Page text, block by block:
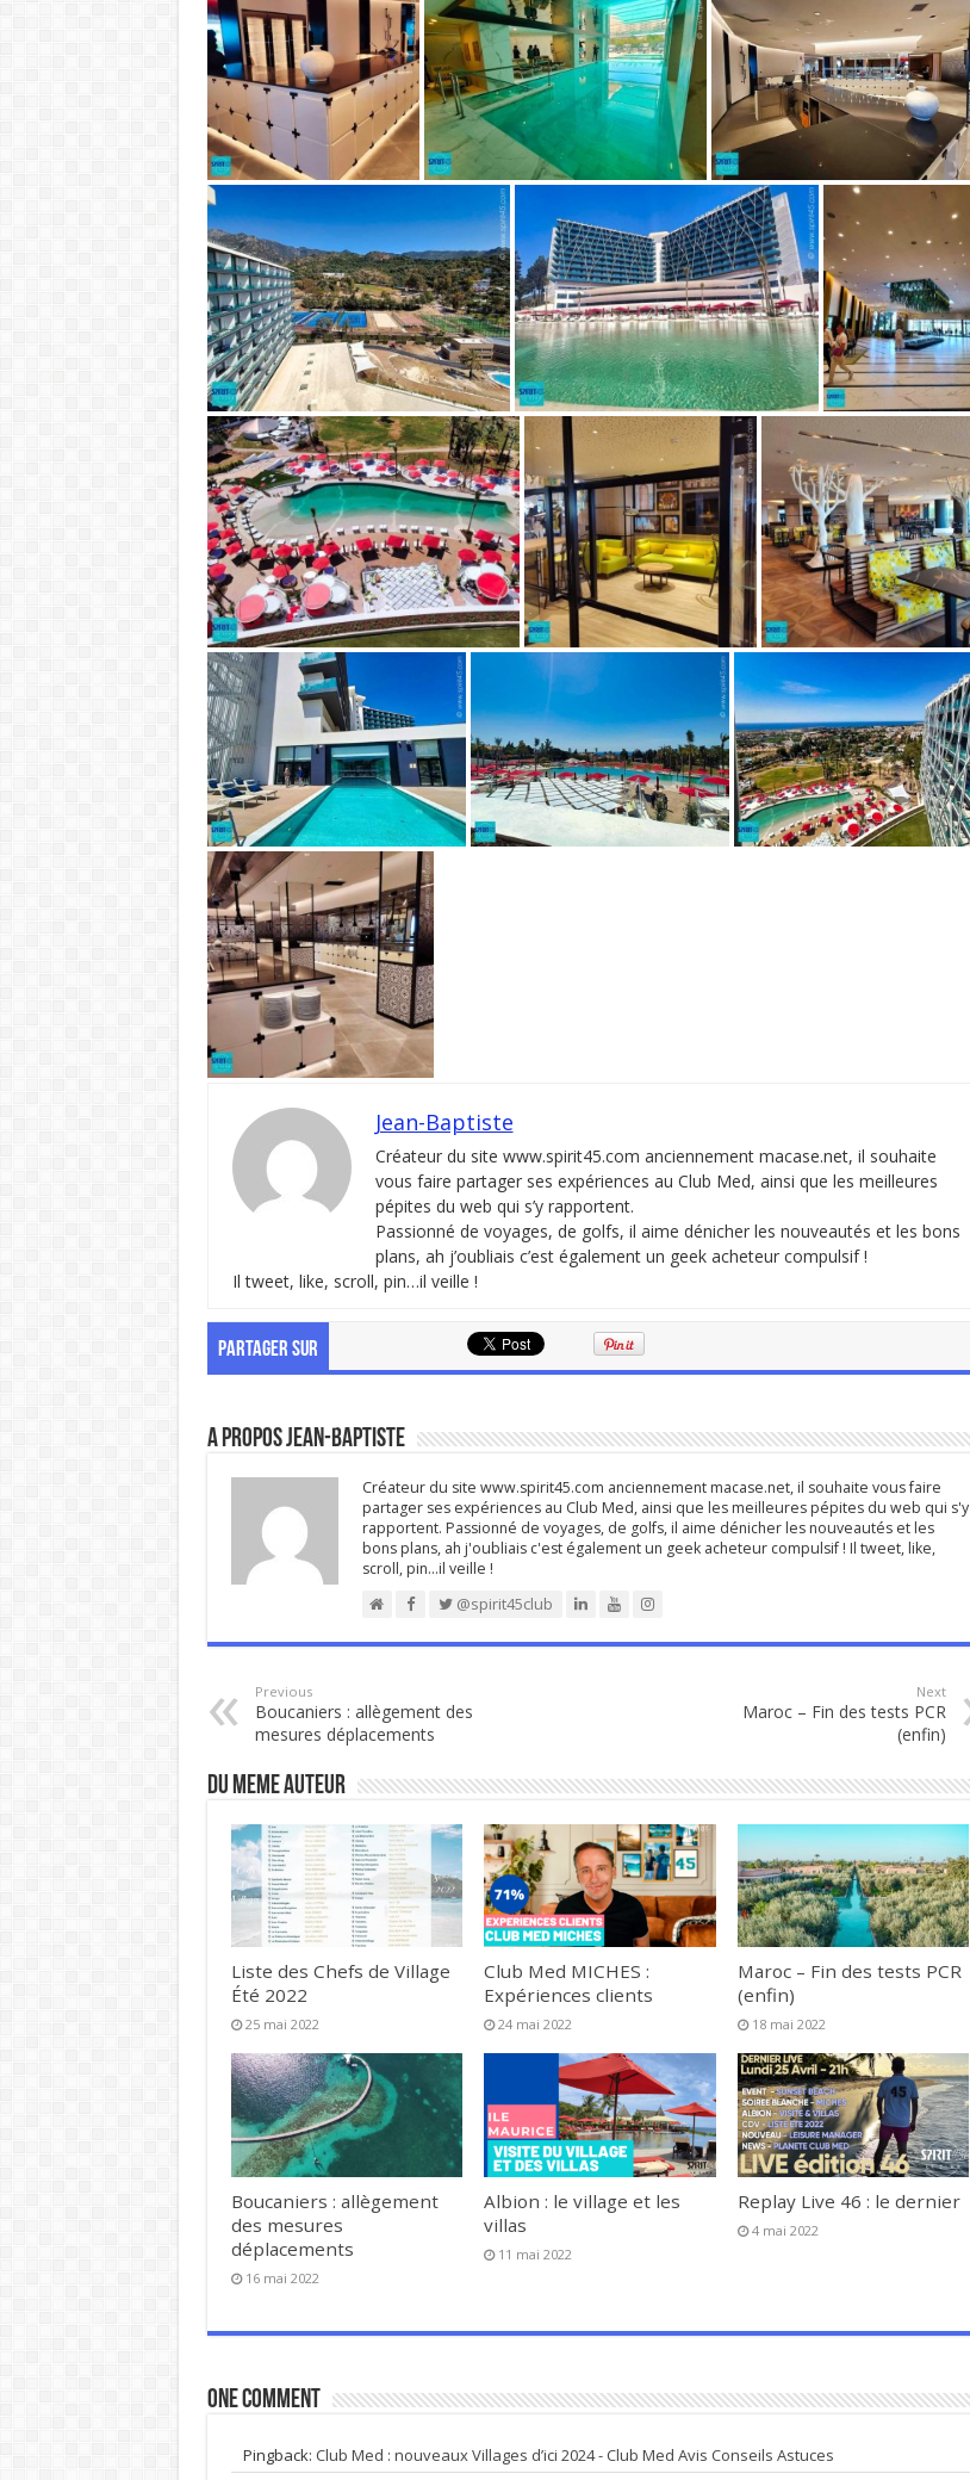
Jean-Baptiste
Créateur du site www.spirit45.com anciennement macase.net, il souhaite
vous faire partager ses expériences au Club Med, ainsi que les meilleures
pépites du web qui s’y rapportent.
Passionné de voyages, de golfs, il aime dénicher les nouveautés et les bons
plans, ah j’oubliais c’est également un geek acheteur compulsif !
Il tweet, like, scroll, pin…il veille !
PARTAGER SUR
A propos Jean-Baptiste
Créateur du site www.spirit45.com anciennement macase.net, il souhaite vous faire
partager ses expériences au Club Med, ainsi que les meilleures pépites du web qui s'y
rapportent. Passionné de voyages, de golfs, il aime dénicher les nouveautés et les
bons plans, ah j'oubliais c'est également un geek acheteur compulsif ! Il tweet, like,
scroll, pin…il veille !
@spirit45club
Previous
Boucaniers : allègement des
mesures déplacements
Next
Maroc – Fin des tests PCR
(enfin)
DU MEME AUTEUR
Liste des Chefs de Village
Été 2022
25 mai 2022
Club Med MICHES :
Expériences clients
24 mai 2022
Maroc – Fin des tests PCR
(enfin)
18 mai 2022
Boucaniers : allègement
des mesures
déplacements
16 mai 2022
Albion : le village et les
villas
11 mai 2022
Replay Live 46 : le dernier
4 mai 2022
One comment
Pingback: Club Med : nouveaux Villages d’ici 2024 - Club Med Avis Conseils Astuces